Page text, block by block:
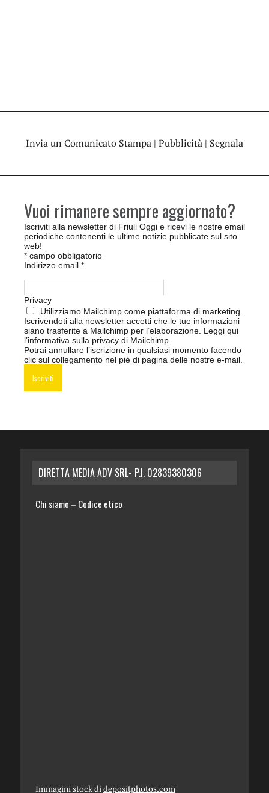
Invia un Comunicato Stampa | Pubblicità | Segnala
Vuoi rimanere sempre aggiornato?
Iscriviti alla newsletter di Friuli Oggi e ricevi le nostre email
periodiche contenenti le ultime notizie pubblicate sul sito
web!
* campo obbligatorio
Indirizzo email *
Privacy
Utilizziamo Mailchimp come piattaforma di marketing.
Iscrivendoti alla newsletter accetti che le tue informazioni
siano trasferite a Mailchimp per l’elaborazione. Leggi qui
l’informativa sulla privacy di Mailchimp.
Potrai annullare l’iscrizione in qualsiasi momento facendo
clic sul collegamento nel piè di pagina delle nostre e-mail.
DIRETTA MEDIA ADV SRL- P.I. 02839380306
Chi siamo – Codice etico
Immagini stock didepositphotos.com